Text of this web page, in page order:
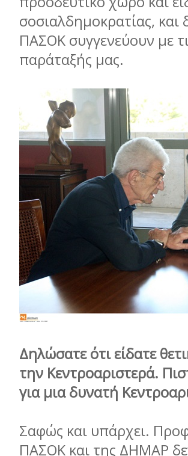
σοσιαλδημοκρατίας, και
ΠΑΣΟΚ συγγενεύουν με
παράταξής μας.
Δηλώσατε ότι είδατε
την Κεντροαριστερά.
για μια δυνατή
Σαφώς και υπάρχει.
ΠΑΣΟΚ και της ΔΗΜΑΡ